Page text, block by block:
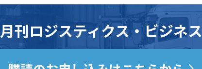
月刊ロジスティクス・ビジネス